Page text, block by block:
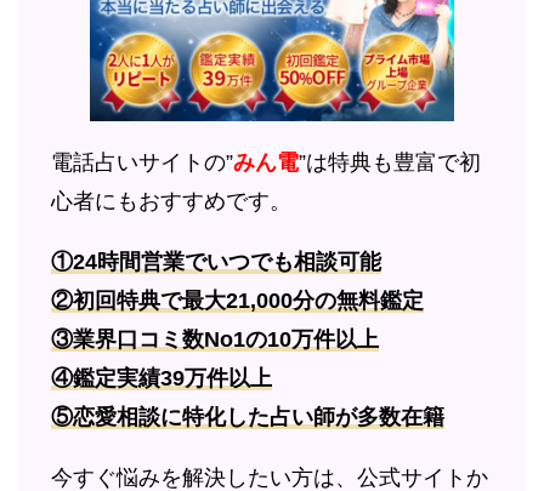
電話占いサイトの”みん電”は特典も豊富で初
心者にもおすすめです。
①24時間営業でいつでも相談可能
②初回特典で最大21,000分の無料鑑定
③業界口コミ数No1の10万件以上
④鑑定実績39万件以上
⑤恋愛相談に特化した占い師が多数在籍
今すぐ悩みを解決したい方は、公式サイトか